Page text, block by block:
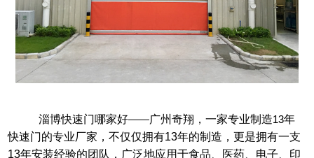
淄博快速门哪家好——广州奇翔，一家专业制造13年
快速门的专业厂家，不仅仅拥有13年的制造，更是拥有一支
13年安装经验的团队，广泛地应用于食品、医药、电子、印